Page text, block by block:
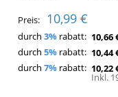
Preis: 10,99 €
durch 3% rabatt: 10,66
durch 5% rabatt: 10,44
durch 7% rabatt: 10,22
Inkl.